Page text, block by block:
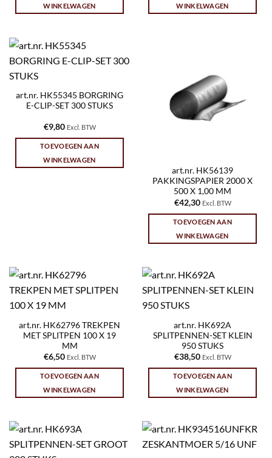
WINKELWAGEN WINKELWAGEN
art.nr. HK55345 BORGRING
E-CLIP-SET 300 STUKS
€9,80 Excl. BTW
TOEVOEGEN AAN
WINKELWAGEN
art.nr. HK56139
PAKKINGSPAPIER 2000 X
500 X 1,00 MM
€42,30 Excl. BTW
TOEVOEGEN AAN
WINKELWAGEN
art.nr. HK62796 TREKPEN
MET SPLITPEN 100 X 19
MM
€6,50 Excl. BTW
TOEVOEGEN AAN
WINKELWAGEN
art.nr. HK692A
SPLITPENNEN-SET KLEIN
950 STUKS
€38,50 Excl. BTW
TOEVOEGEN AAN
WINKELWAGEN